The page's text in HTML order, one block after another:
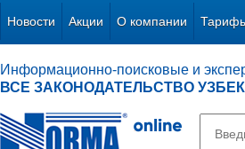
Новости Акции О компании
Информационно-поисковые и
ВСЕ ЗАКОНОДАТЕЛЬСТВО